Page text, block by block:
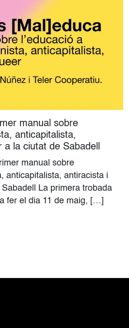
manual sobre
anticapitalista,
a la ciutat de Sabadell
manual sobre
anticapitalista, antiracista i
La primera trobada
fer el dia 11 de maig, […]